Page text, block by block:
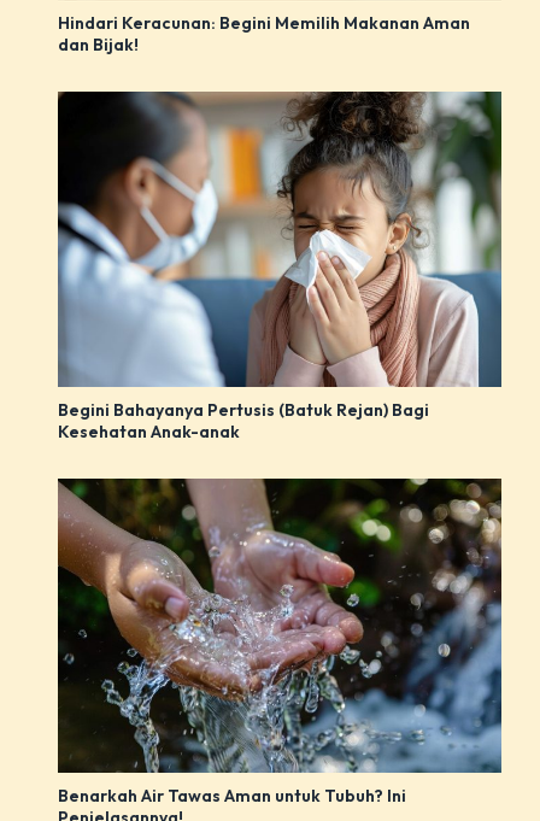
Hindari Keracunan: Begini Memilih Makanan Aman
dan Bijak!
Begini Bahayanya Pertusis (Batuk Rejan) Bagi
Kesehatan Anak-anak
Benarkah Air Tawas Aman untuk Tubuh? Ini